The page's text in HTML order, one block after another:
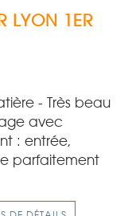
LYON 1ER
- Très beau
avec
: entrée,
parfaitement